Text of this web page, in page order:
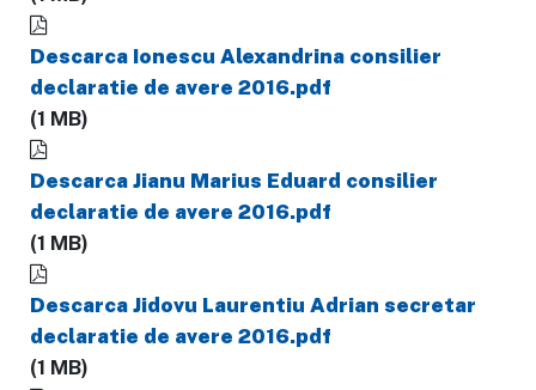
Descarca Ionescu Alexandrina consilier
declaratie de avere 2016.pdf
(1 MB)
Descarca Jianu Marius Eduard consilier
declaratie de avere 2016.pdf
(1 MB)
Descarca Jidovu Laurentiu Adrian secretar
declaratie de avere 2016.pdf
(1 MB)